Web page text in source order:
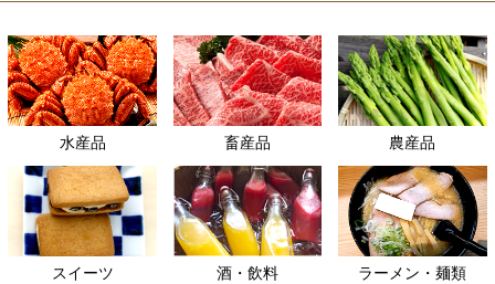
水産品 畜産品 農産品
スイーツ 酒・飲料 ラーメン・麺類